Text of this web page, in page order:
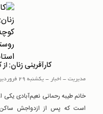
کارآفرینی زنان:
مدیریت-اخبار -یکشنبه 29 فروردین 1400
خانم طیبه رحمانی ‌نعیم‌آبادی یکی
است که پس از ازدواجش ساکن